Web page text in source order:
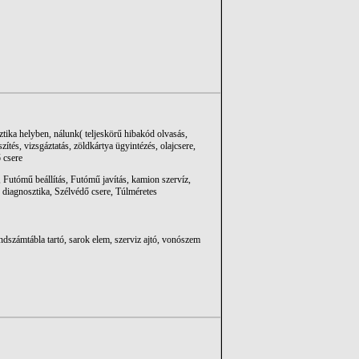
helyben, nálunk( teljeskörű hibakód olvasás,
vizsgáztatás, zöldkártya ügyintézés, olajcsere,
beállítás, Futómű javítás, kamion szervíz,
Szélvédő csere, Túlméretes
tartó, sarok elem, szerviz ajtó, vonószem